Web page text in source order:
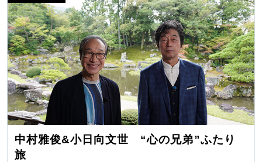
中村雅俊&小日向文世 “心の兄弟”ふたり
旅